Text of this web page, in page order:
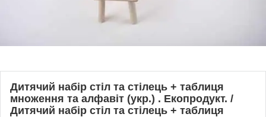
Дитячий набір стіл та стілець + таблиця
множення та алфавіт (укр.) . Екопродукт. /
Дитячий набір стіл та стілець + таблиця